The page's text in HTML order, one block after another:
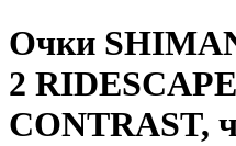
Очки
2
CONTRAST,